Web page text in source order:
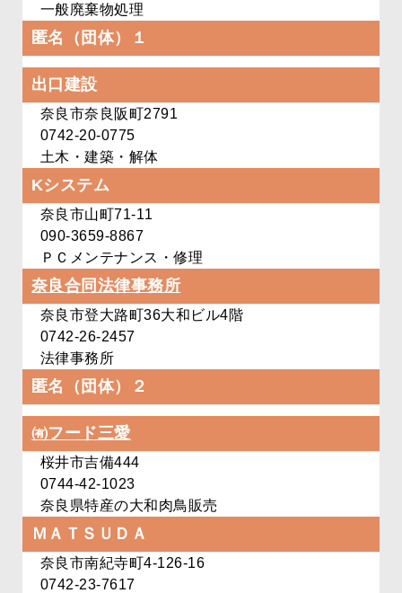
一般廃棄物処理
匿名（団体）１
出口建設
奈良市奈良阪町2791
0742-20-0775
土木・建築・解体
Kシステム
奈良市山町71-11
090-3659-8867
ＰＣメンテナンス・修理
奈良合同法律事務所
奈良市登大路町36大和ビル4階
0742-26-2457
法律事務所
匿名（団体）２
㈲フード三愛
桜井市吉備444
0744-42-1023
奈良県特産の大和肉鳥販売
ＭＡＴＳＵＤＡ
奈良市南紀寺町4-126-16
0742-23-7617